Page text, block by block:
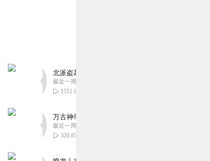
北派盗墓笔记丨头陀渊出品丨悬疑灵异丨摸金校尉
最近一周更新
1551.81万
万古神帝丨玄幻丨热血丨紫襟团队演播丨多人有声
最近一周更新
320.87万